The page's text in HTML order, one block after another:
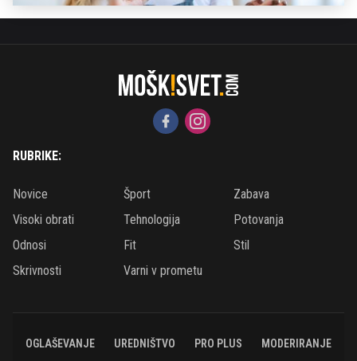
RUBRIKE:
Novice Šport
Zabava
Visoki obrati
Tehnologija
Potovanja
Odnosi
Fit
Stil
Skrivnosti
Varni v prometu
OGLAŠEVANJE UREDNIŠTVO PRO PLUS MODERIRANJE